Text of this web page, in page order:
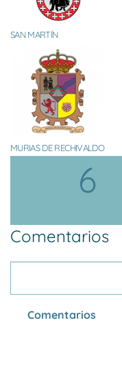
SAN MARTÍN
MURIAS DE RECHIVALDO
6
Comentarios
Comentarios